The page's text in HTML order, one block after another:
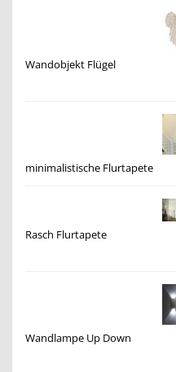
Wandobjekt Flügel
minimalistische Flurtapete
Rasch Flurtapete
Wandlampe Up Down